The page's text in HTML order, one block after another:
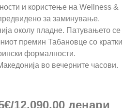
и користење на Wellness &
за заминување.
околу пладне. Патувањето се
премин Табановце со кратки
формалности.
во вечерните часови.
€/12.090,00 денари